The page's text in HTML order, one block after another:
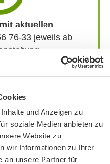
und Anzeigen zu
soziale Medien anbieten zu
Website zu
wir Informationen zu Ihrer
an unsere Partner für
aktuellen
76-33 jeweils ab
Hinweise zu
BEIM BILDUNGSWERK: